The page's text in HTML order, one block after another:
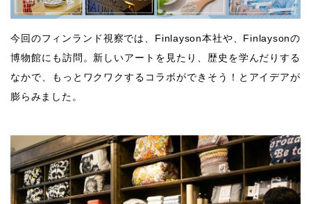
今回のフィンランド視察では、Finlayson本社や、Finlaysonの
博物館にも訪問。新しいアートを見たり、歴史を学んだりする
なかで、もっとワクワクするコラボができそう！とアイデアが
膨らみました。